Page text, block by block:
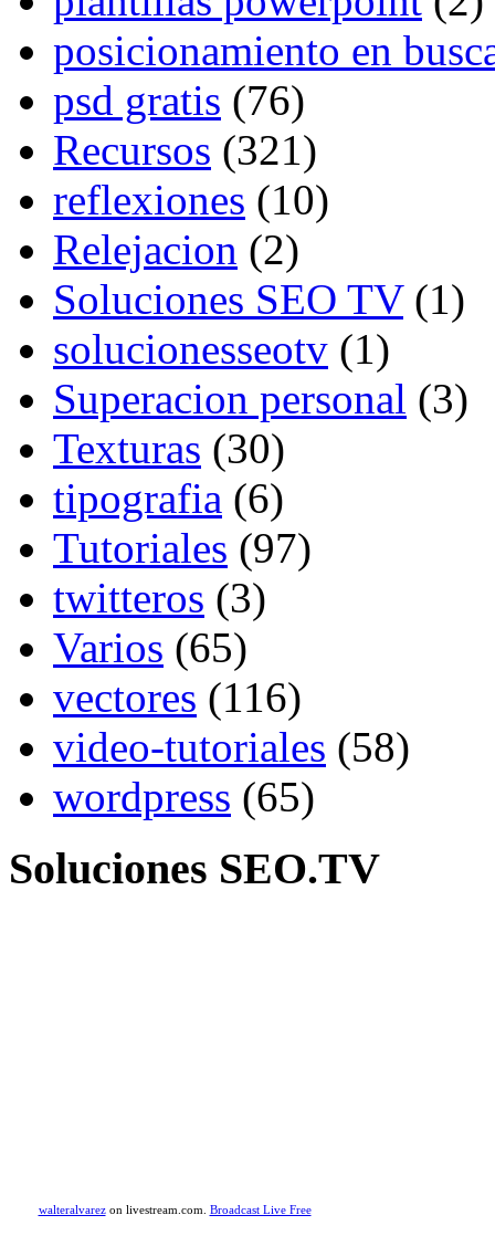
posicionamiento en
psd gratis (76)
Recursos (321)
reflexiones (10)
Relejacion (2)
Soluciones SEO TV(1)
solucionesseotv (1)
Superacion personal (3)
Texturas (30)
tipografia (6)
Tutoriales (97)
twitteros (3)
Varios (65)
vectores (116)
video-tutoriales (58)
wordpress (65)
Soluciones SEO.TV
walteralvarezon livestream.com. Broadcast Live Free